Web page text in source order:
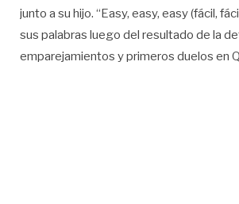
junto a su hijo. “Easy, easy, easy (fácil,
sus palabras luego del resultado de la
emparejamientos y primeros duelos en